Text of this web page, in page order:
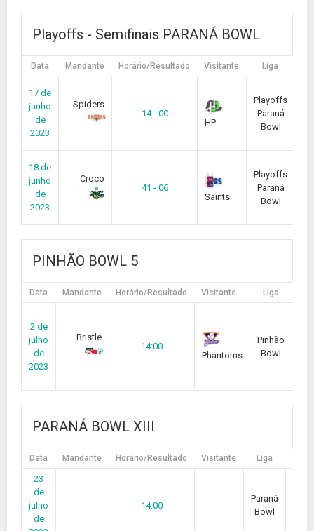
Playoffs - Semifinais PARANÁ BOWL
Data Mandante Horário/Resultado Visitante Liga
17 de
junho
de
2023
Spiders
14 - 00
HP
Playoffs
Paraná
Bowl
18 de
junho
de
2023
Croco
41 - 06
Saints
Playoffs
Paraná
Bowl
PINHÃO BOWL 5
Data Mandante Horário/Resultado Visitante Liga
2 de
julho
de
2023
Bristle
14:00
Phantoms
Pinhão
Bowl
PARANÁ BOWL XIII
Data Mandante Horário/Resultado Visitante Liga
23
de
julho
de
14:00
Paraná
Bowl